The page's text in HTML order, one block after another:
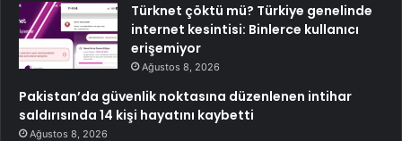
Türknet çöktü mü? Türkiye genelinde
internet kesintisi: Binlerce kullanıcı
erişemiyor
Ağustos 8, 2026
Pakistan’da güvenlik noktasına düzenlenen intihar
saldırısında 14 kişi hayatını kaybetti
Ağustos 8, 2026